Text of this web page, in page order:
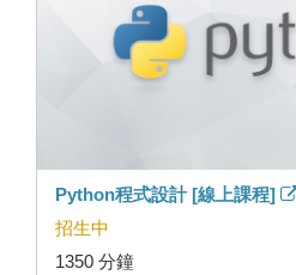
Python程式設計 [線上課程]
招生中
1350 分鐘